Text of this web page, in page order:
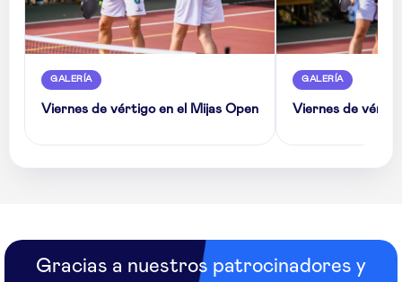
GALERÍA
Viernes de vértigo en el Mijas Open
GALERÍA
Viernes de
Gracias a nuestros patrocinadores y